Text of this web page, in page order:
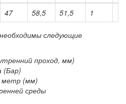
47 58,5 51,5 1
следующие
проход, мм)
(Бар)
метр (мм)
среды